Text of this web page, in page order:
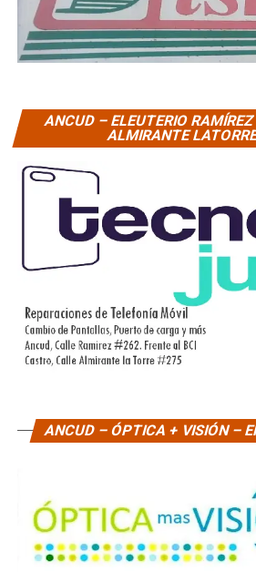
ANCUD – ELEUTERIO
ALMIRANTE
ANCUD – ÓPTICA + VISIÓN –